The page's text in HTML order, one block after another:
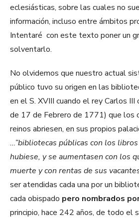
eclesiásticas, sobre las cuales no
información, incluso entre ámbitos
Intentaré con este texto poner un
solventarlo.
No olvidemos que nuestro actual
público tuvo su origen en las
en el S. XVIII cuando el rey Carlos III
de 17 de Febrero de 1771) que los
reinos abriesen, en sus propios
…”bibliotecas públicas con los
hubiese, y se aumentasen con los
muerte y con rentas de sus
ser atendidas cada una por un
cada obispado pero nombrados
principio, hace 242 años, de todo el